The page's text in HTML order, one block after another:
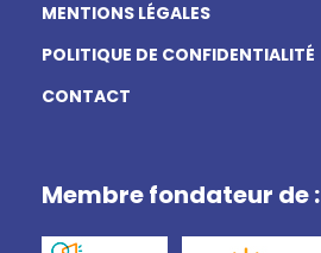
MENTIONS LÉGALES
POLITIQUE DE CONFIDENTIALITÉ
CONTACT
Membre fondateur de :